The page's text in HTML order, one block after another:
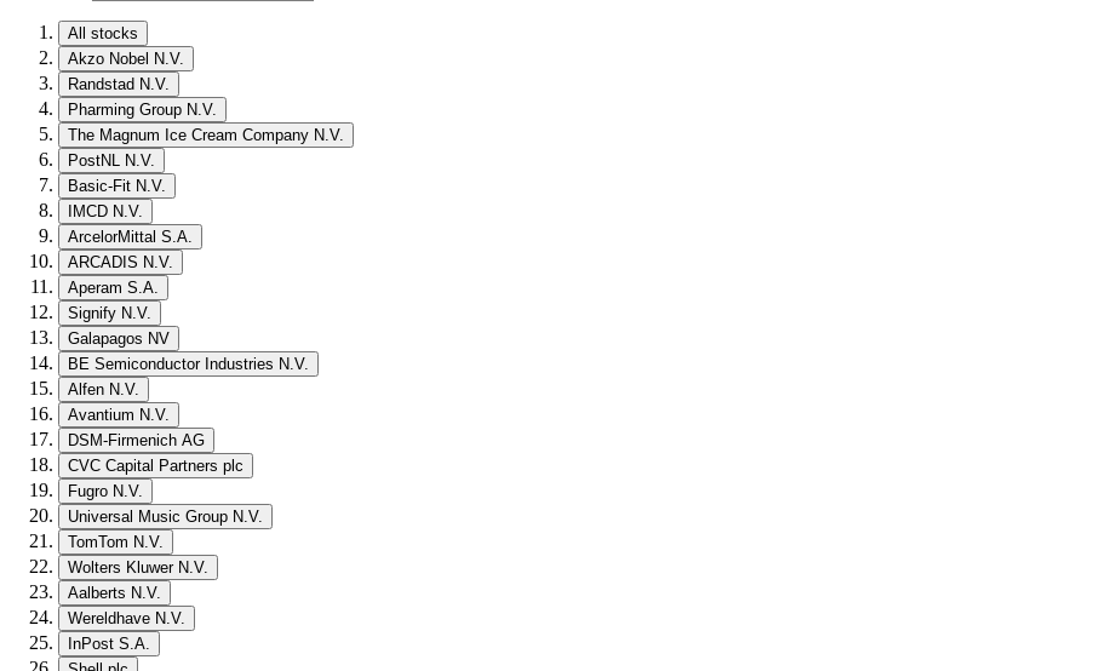
All stocks
Akzo Nobel N.V.
Randstad N.V.
Pharming Group N.V.
The Magnum Ice Cream Company N.V.
PostNL N.V.
Basic-Fit N.V.
IMCD N.V.
ArcelorMittal S.A.
ARCADIS N.V.
Aperam S.A.
Signify N.V.
Galapagos NV
BE Semiconductor Industries N.V.
Alfen N.V.
Avantium N.V.
DSM-Firmenich AG
CVC Capital Partners plc
Fugro N.V.
Universal Music Group N.V.
TomTom N.V.
Wolters Kluwer N.V.
Aalberts N.V.
Wereldhave N.V.
InPost S.A.